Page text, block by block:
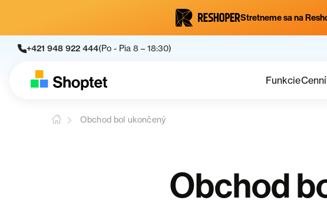
Stretneme sa na
+421 948 922 444(Po - Pia 8 – 18:30)
Funkcie
Obchod bol ukončený
Obchod